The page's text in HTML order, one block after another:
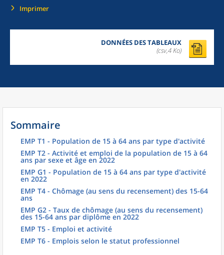
Imprimer
DONNÉES DES TABLEAUX
(csv,4 Ko)
Sommaire
EMP T1 - Population de 15 à 64 ans par type d'activité
EMP T2 - Activité et emploi de la population de 15 à 64
ans par sexe et âge en 2022
EMP G1 - Population de 15 à 64 ans par type d'activité
en 2022
EMP T4 - Chômage (au sens du recensement) des 15-64
ans
EMP G2 - Taux de chômage (au sens du recensement)
des 15-64 ans par diplôme en 2022
EMP T5 - Emploi et activité
EMP T6 - Emplois selon le statut professionnel